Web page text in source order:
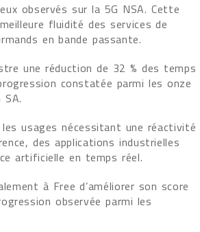
observés sur la 5G NSA. Cette
fluidité des services de
en bande passante.
une réduction de 32 % des temps
constatée parmi les onze
usages nécessitant une réactivité
des applications industrielles
artificielle en temps réel.
à Free d’améliorer son score
observée parmi les